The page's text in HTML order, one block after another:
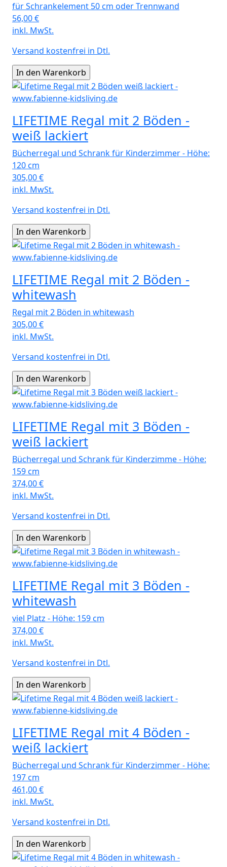
für Schrankelement 50 cm oder Trennwand
56,00€
inkl. MwSt.
Versand kostenfrei in Dtl.
LIFETIME Regal mit 2 Böden -
weiß lackiert
Bücherregal und Schrank für Kinderzimmer - Höhe:
120 cm
305,00€
inkl. MwSt.
Versand kostenfrei in Dtl.
LIFETIME Regal mit 2 Böden -
whitewash
Regal mit 2 Böden in whitewash
305,00€
inkl. MwSt.
Versand kostenfrei in Dtl.
LIFETIME Regal mit 3 Böden -
weiß lackiert
Bücherregal und Schrank für Kinderzimme - Höhe:
159 cm
374,00€
inkl. MwSt.
Versand kostenfrei in Dtl.
LIFETIME Regal mit 3 Böden -
whitewash
viel Platz - Höhe: 159 cm
374,00€
inkl. MwSt.
Versand kostenfrei in Dtl.
LIFETIME Regal mit 4 Böden -
weiß lackiert
Bücherregal und Schrank für Kinderzimmer - Höhe:
197 cm
461,00€
inkl. MwSt.
Versand kostenfrei in Dtl.